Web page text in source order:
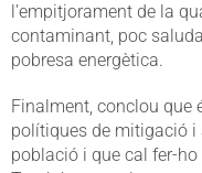
l’empitjorament de la
contaminant, poc
pobresa energètica.
Finalment, conclou que
polítiques de mitigació
població i que cal fer-